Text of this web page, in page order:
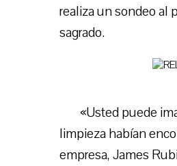
realiza un sondeo al
sagrado.
«Usted puede
limpieza habían
empresa, James